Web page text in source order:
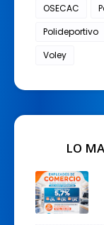
OSECAC
Polideportivo
Voley
LO